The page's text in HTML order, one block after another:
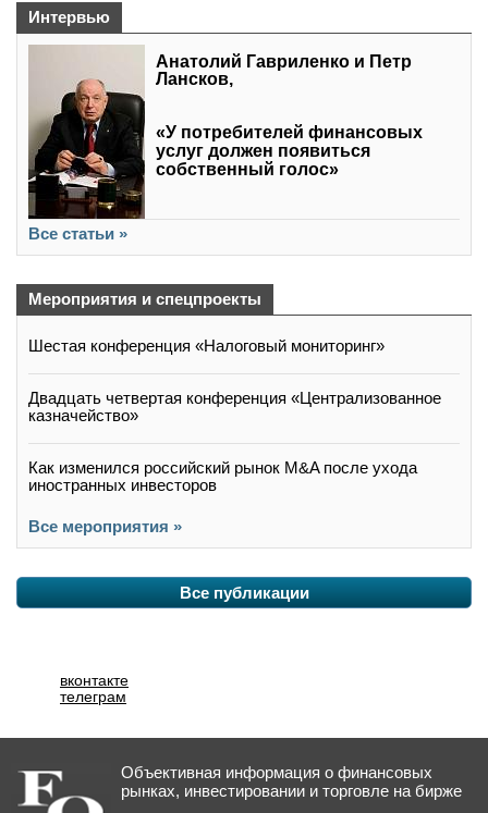
Интервью
Анатолий Гавриленко и Петр
Лансков,
«У потребителей финансовых
услуг должен появиться
собственный голос»
Все статьи »
Мероприятия и спецпроекты
Шестая конференция «Налоговый мониторинг»
Двадцать четвертая конференция «Централизованное
казначейство»
Как изменился российский рынок M&A после ухода
иностранных инвесторов
Все мероприятия »
Все публикации
вконтакте
телеграм
Объективная информация о финансовых
рынках, инвестировании и торговле на бирже